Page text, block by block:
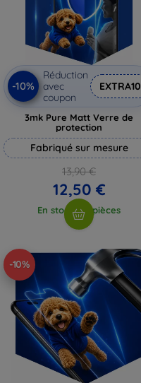
-10%
Réduction
avec
coupon
EXTRA10
3mk Pure Matt Verre de
protection
Fabriqué sur mesure
13,90 €
12,50 €
En stock > 5 pièces
-10%